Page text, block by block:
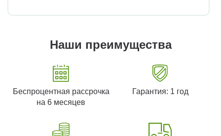
Наши преимущества
Беспроцентная рассрочка
на 6 месяцев
Гарантия: 1 год